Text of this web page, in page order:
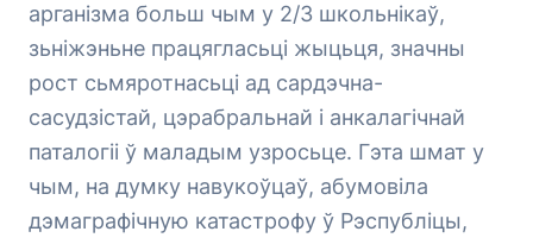
арганізма больш чым у 2/3 школьнікаў,
зьніжэньне працягласьці жыцьця, значны
рост сьмяротнасьці ад сардэчна-
сасудзістай, цэрабральнай і анкалагічнай
паталогіі ў маладым узросьце. Гэта шмат у
чым, на думку навукоўцаў, абумовіла
дэмаграфічную катастрофу ў Рэспубліцы,